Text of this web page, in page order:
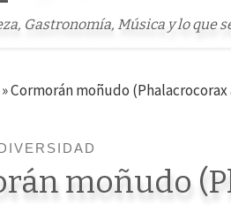
Gastronomía, Música y lo que
»Cormorán moñudo
moñudo